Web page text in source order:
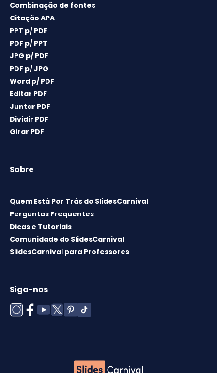
Combinação de fontes
Citação APA
PPT p/ PDF
PDF p/ PPT
JPG p/ PDF
PDF p/ JPG
Word p/ PDF
Editar PDF
Juntar PDF
Dividir PDF
Girar PDF
Sobre
Quem Está Por Trás do SlidesCarnival
Perguntas Frequentes
Dicas e Tutoriais
Comunidade do SlidesCarnival
SlidesCarnival para Professores
Siga-nos